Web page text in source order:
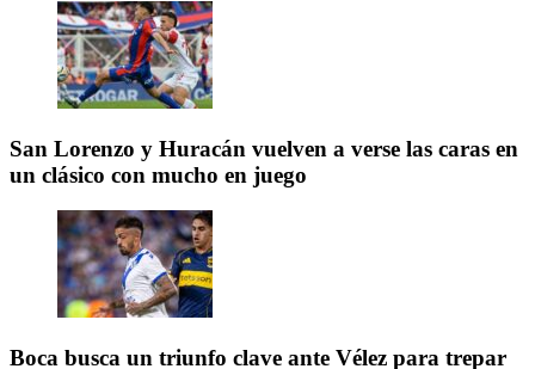
San Lorenzo y Huracán vuelven a verse las caras en
un clásico con mucho en juego
Boca busca un triunfo clave ante Vélez para trepar